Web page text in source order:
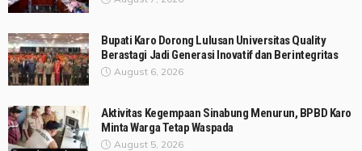
Bupati Karo Dorong Lulusan Universitas Quality
Berastagi Jadi Generasi Inovatif dan Berintegritas
August 6, 2026
Aktivitas Kegempaan Sinabung Menurun, BPBD Karo
Minta Warga Tetap Waspada
August 5, 2026